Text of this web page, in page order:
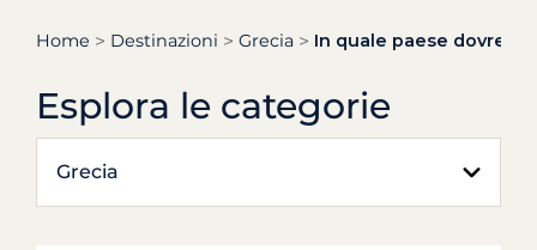
Home Destinazioni Grecia In quale paese dovrei
Esplora le categorie
Grecia